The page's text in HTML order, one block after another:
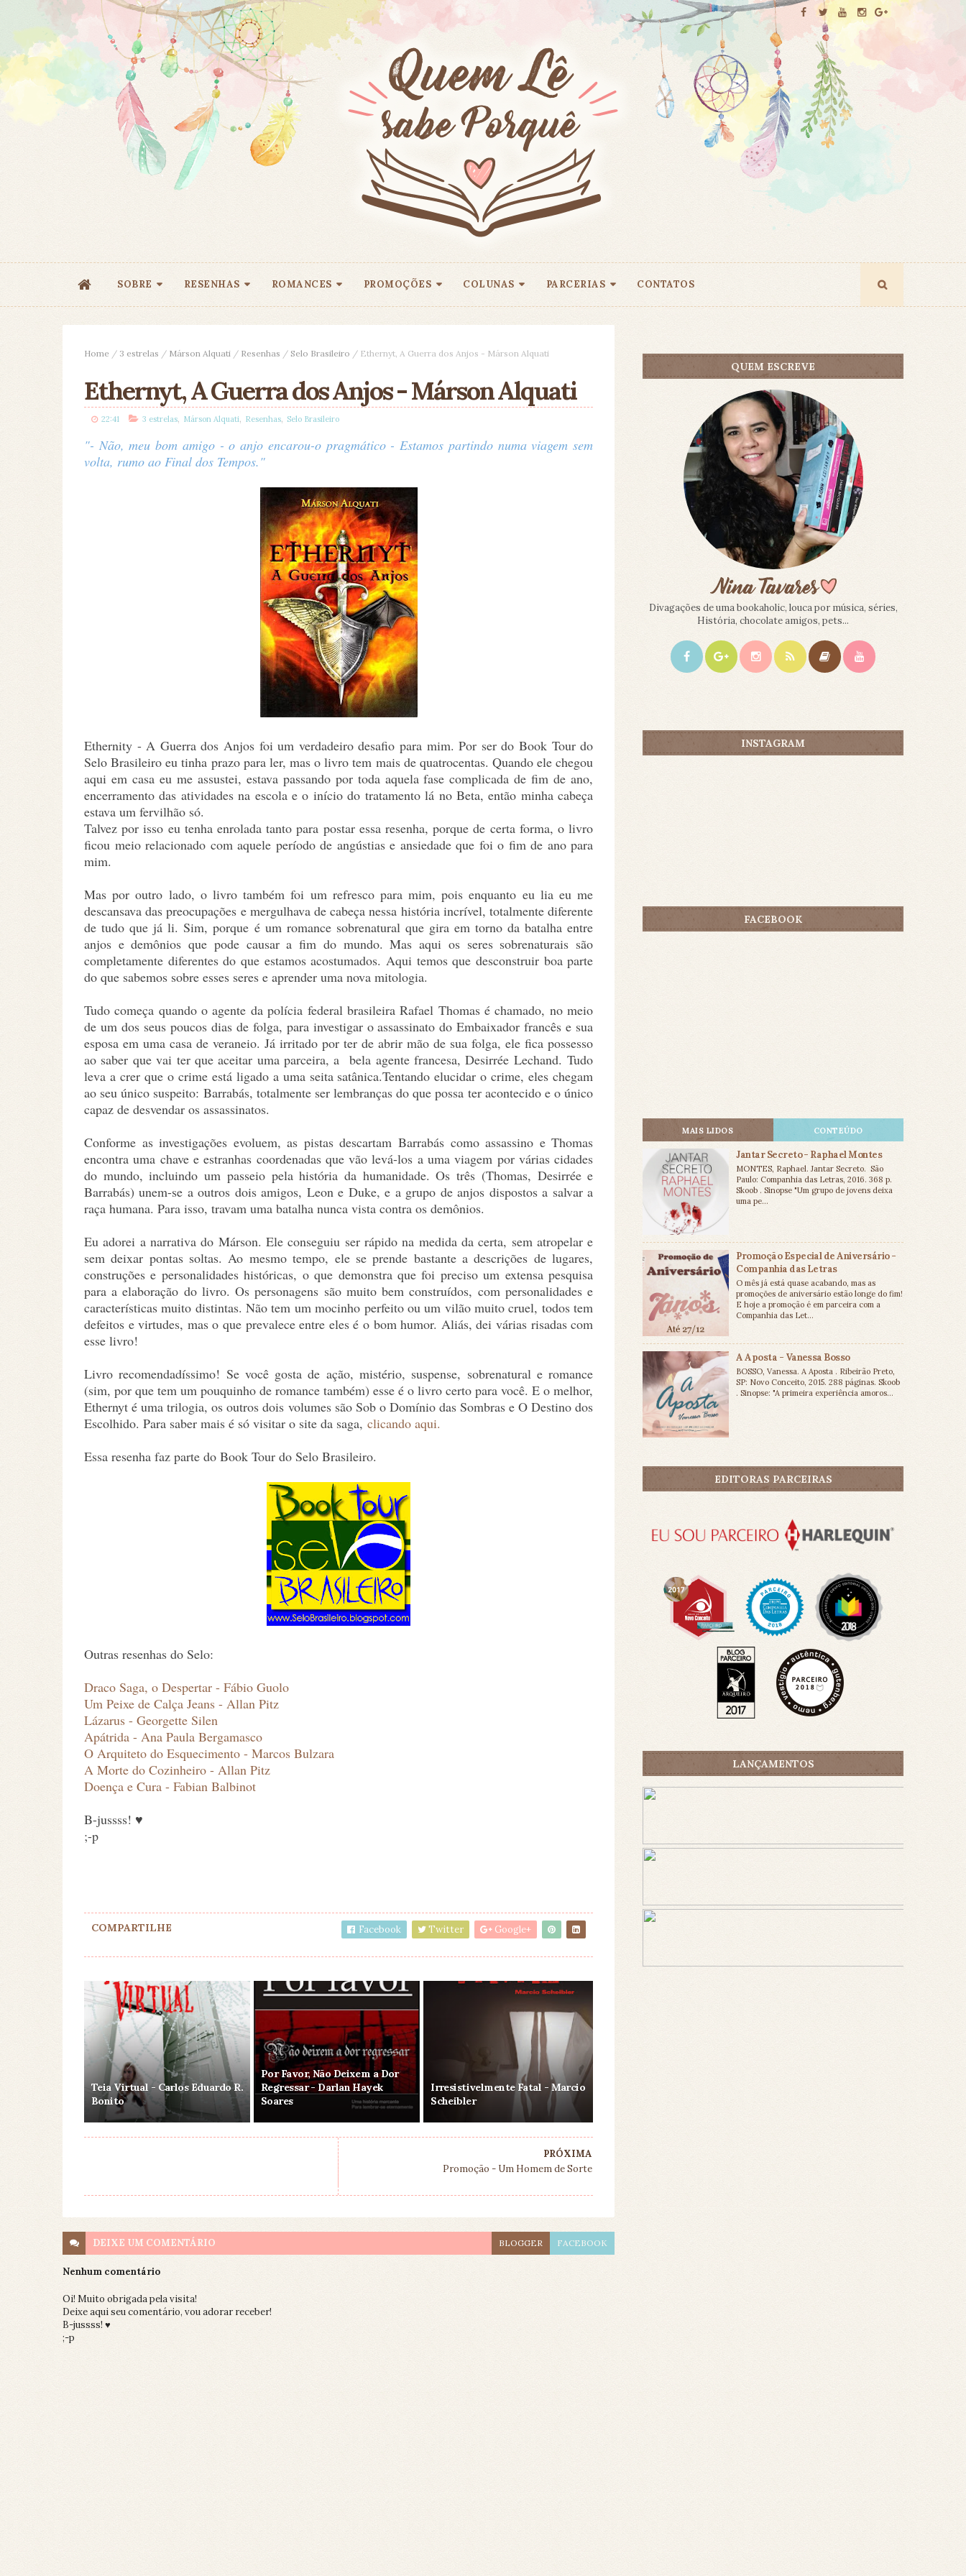
SOBRE RESENHAS ROMANCES PROMOÇÕES COLUNAS PARCERIAS CONTATOS
Home / 3 estrelas / Márson Alquati / Resenhas / Selo Brasileiro / Ethernyt, A Guerra dos Anjos - Márson Alquati
Ethernyt, A Guerra dos Anjos - Márson Alquati
22:41 3 estrelas, Márson Alquati, Resenhas, Selo Brasileiro
"- Não, meu bom amigo - o anjo encarou-o pragmático - Estamos partindo numa viagem sem
volta, rumo ao Final dos Tempos."
Ethernity - A Guerra dos Anjos foi um verdadeiro desafio para mim. Por ser do Book Tour do
Selo Brasileiro eu tinha prazo para ler, mas o livro tem mais de quatrocentas. Quando ele chegou
aqui em casa eu me assustei, estava passando por toda aquela fase complicada de fim de ano,
encerramento das atividades na escola e o início do tratamento lá no Beta, então minha cabeça
estava um fervilhão só.
Talvez por isso eu tenha enrolada tanto para postar essa resenha, porque de certa forma, o livro
ficou meio relacionado com aquele período de angústias e ansiedade que foi o fim de ano para
mim.
Mas por outro lado, o livro também foi um refresco para mim, pois enquanto eu lia eu me
descansava das preocupações e mergulhava de cabeça nessa história incrível, totalmente diferente
de tudo que já li. Sim, porque é um romance sobrenatural que gira em torno da batalha entre
anjos e demônios que pode causar a fim do mundo. Mas aqui os seres sobrenaturais são
completamente diferentes do que estamos acostumados. Aqui temos que desconstruir boa parte
do que sabemos sobre esses seres e aprender uma nova mitologia.
Tudo começa quando o agente da polícia federal brasileira Rafael Thomas é chamado, no meio
de um dos seus poucos dias de folga, para investigar o assassinato do Embaixador francês e sua
esposa em uma casa de veraneio. Já irritado por ter de abrir mão de sua folga, ele fica possesso
ao saber que vai ter que aceitar uma parceira, a bela agente francesa, Desirrée Lechand. Tudo
leva a crer que o crime está ligado a uma seita satânica.Tentando elucidar o crime, eles chegam
ao seu único suspeito: Barrabás, totalmente ser lembranças do que possa ter acontecido e o único
capaz de desvendar os assassinatos.
Conforme as investigações evoluem, as pistas descartam Barrabás como assassino e Thomas
encontra uma chave e estranhas coordenadas que vão levá-los a uma viagem por várias cidades
do mundo, incluindo um passeio pela história da humanidade. Os três (Thomas, Desirrée e
Barrabás) unem-se a outros dois amigos, Leon e Duke, e a grupo de anjos dispostos a salvar a
raça humana. Para isso, travam uma batalha nunca vista contra os demônios.
Eu adorei a narrativa do Márson. Ele conseguiu ser rápido na medida da certa, sem atropelar e
sem deixar pontas soltas. Ao mesmo tempo, ele se prende bastante a descrições de lugares,
construções e personalidades históricas, o que demonstra que foi preciso um extensa pesquisa
para a elaboração do livro. Os personagens são muito bem construídos, com personalidades e
características muito distintas. Não tem um mocinho perfeito ou um vilão muito cruel, todos tem
defeitos e virtudes, mas o que prevalece entre eles é o bom humor. Aliás, dei várias risadas com
esse livro!
Livro recomendadíssimo! Se você gosta de ação, mistério, suspense, sobrenatural e romance
(sim, por que tem um pouquinho de romance também) esse é o livro certo para você. E o melhor,
Ethernyt é uma trilogia, os outros dois volumes são Sob o Domínio das Sombras e O Destino dos
Escolhido. Para saber mais é só visitar o site da saga, clicando aqui.
Essa resenha faz parte do Book Tour do Selo Brasileiro.
Outras resenhas do Selo:
Draco Saga, o Despertar - Fábio Guolo
Um Peixe de Calça Jeans - Allan Pitz
Lázarus - Georgette Silen
Apátrida - Ana Paula Bergamasco
O Arquiteto do Esquecimento - Marcos Bulzara
A Morte do Cozinheiro - Allan Pitz
Doença e Cura - Fabian Balbinot
B-jussss! ♥
;-p
COMPARTILHE Facebook Twitter Google+
Teia Virtual - Carlos Eduardo R.
Bonito
Por Favor, Não Deixem a Dor
Regressar - Darlan Hayek
Soares
Irresistivelmente Fatal - Marcio
Scheibler
PRÓXIMA
Promoção - Um Homem de Sorte
DEIXE UM COMENTÁRIO BLOGGER FACEBOOK
Nenhum comentário
Oi! Muito obrigada pela visita!
Deixe aqui seu comentário, vou adorar receber!
B-jussss! ♥
;-p
QUEM ESCREVE
Divagações de uma bookaholic, louca por música, séries,
História, chocolate amigos, pets...
INSTAGRAM
FACEBOOK
MAIS LIDOS CONTEÚDO
Jantar Secreto - Raphael Montes
MONTES, Raphael. Jantar Secreto. São
Paulo: Companhia das Letras, 2016. 368 p.
Skoob . Sinopse "Um grupo de jovens deixa
uma pe...
Promoção Especial de Aniversário -
Companhia das Letras
O mês já está quase acabando, mas as
promoções de aniversário estão longe do fim!
E hoje a promoção é em parceira com a
Companhia das Let...
A Aposta - Vanessa Bosso
BOSSO, Vanessa. A Aposta . Ribeirão Preto,
SP: Novo Conceito, 2015. 288 páginas. Skoob
. Sinopse: "A primeira experiência amoros...
EDITORAS PARCEIRAS
LANÇAMENTOS